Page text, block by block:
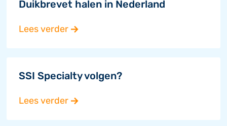
Duikbrevet halen in Nederland
Lees verder
SSI Specialty volgen?
Lees verder